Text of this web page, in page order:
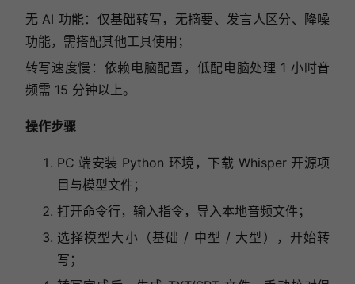
无 AI 功能：仅基础转写，无摘要、发言人区分、降噪
功能，需搭配其他工具使用；
转写速度慢：依赖电脑配置，低配电脑处理 1 小时音
频需 15 分钟以上。
操作步骤
PC 端安装 Python 环境，下载 Whisper 开源项
目与模型文件；
打开命令行，输入指令，导入本地音频文件；
选择模型大小（基础 / 中型 / 大型），开始转
写；